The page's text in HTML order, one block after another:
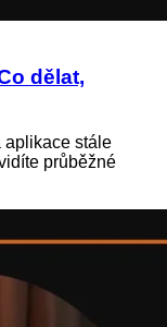
dělat,
aplikace stále
průběžné